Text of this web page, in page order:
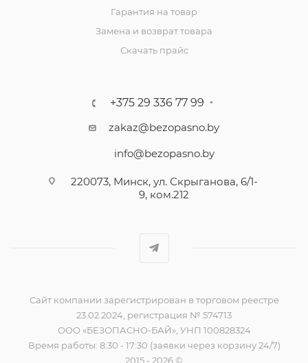
Гарантия на товар
Замена и возврат товара
Скачать прайс
+375 29 336 77 99
zakaz@bezopasno.by
info@bezopasno.by
220073, Минск, ул. Скрыганова, 6/1-
9, ком.212
Сайт компании зарегистрирован в торговом реестре
23.02.2024, регистрация № 574713
ООО «БЕЗОПАСНО-БАЙ», УНП 100828324
Время работы: 8:30 - 17:30 (заявки через корзину 24/7)
2015 - 2026 ©